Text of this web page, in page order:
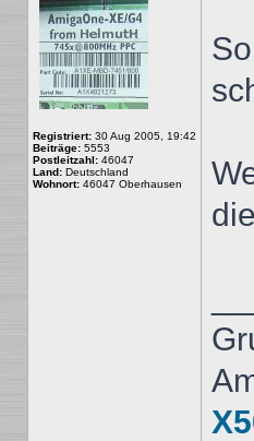
Registriert: 30 Aug 2005, 19:42
Beiträge: 5553
Postleitzahl: 46047
Land: Deutschland
Wohnort: 46047 Oberhausen